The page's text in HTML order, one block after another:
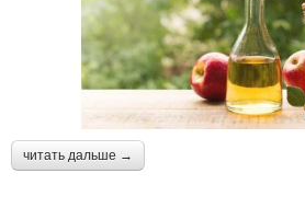
читать дальше →